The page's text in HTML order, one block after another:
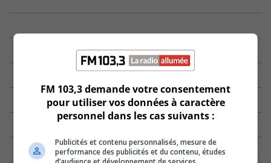
FM 103,3 demande votre consentement
pour utiliser vos données à caractère
personnel dans les cas suivants :
Publicités et contenu personnalisés, mesure de
performance des publicités et du contenu, études